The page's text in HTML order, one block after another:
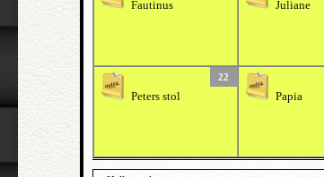
Fautinus Juliane
22
Peters stol Papia